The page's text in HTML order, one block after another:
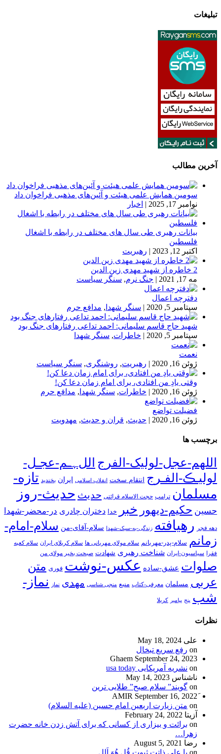
تبلیغات
آخرین مطالب
سومین همایش علمی هیئت و آئین‌های مذهبی فراخوان داد
نوامبر 17, 2025
| اخبار
بیانات رهبری طی سال های مختلف در رابطه با اشغال
فلسطین
اکتبر 12, 2023
| رهبریت
2 خاطره از شهید مهدی زین الدین
مه 17, 2021
| جنگ نرم, سنگر سیاست
دفترچه اعمال
سپتامبر 5, 2020
| سنگر شهدا , مدافع حرم
شهید حاج قاسم سلیمانی: احمد تداعی رفتارهای جنگ بود
سپتامبر 5, 2020
| خاطرات, سنگر شهدا
نعمت
ژوئن 16, 2020
| رهبریت, روشنگری, سنگر سیاست
وقتی یادِ من افتادی، برای امام زمان دعا کن!
ژوئن 16, 2020
| خاطرات, سنگر شهدا , مدافع حرم
فضیلت تواضع
ژوئن 16, 2020
| حدیث, قران و حدیث, مهدویت
برچسب ها
اللهم-عجل-لولیک-الفرج اللﮩـم-عجـل-
لولیـڪ-الفـرج انتقام سخت انقلاب اسلامی ایران بخندید تازه-
مسلمان ترامپ حجت الاسلام قرائتی حدیث حدیث-روز
حسین حکیم-دیهور خبر خدا دختران چادری در-محضر-شهدا
دهه فجر رهیافته زندگی-به-سبک-شهدا سلام-آقای-من سلام-امام-
زمانم سلام-پدر-مهربانم سلام مولای مهربانی ها سلام کربلای ایران سلام کعبه
فقرا سیاسیون-ایران شناخت رهبری شهادت صبحت بخیر مولای من
صلوات عشق-ساده عکس-نوشت فوری متن
عربی مسلمان معرفی-کتاب منبع منجی شناسی مهدی نماز
نماز-
شب پنج پیامبر کربلا
نظرات
علی May 18, 2024
on رفع سریع تبخال
Ghaem September 24, 2023
on نشریه آمریکایی usa today
ناشناس May 14, 2023
on گویند” سلام صبح” طلایی ترین
September 16, 2022
on متن زیارت اربعین امام حسین (علیه السلام)
آزیتا February 24, 2022
on برائت و بیزاری از کسانی که برای آتش زدن خانه حضرت
زهرا…
رضا August 5, 2021